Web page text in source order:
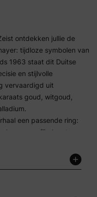
ontdekken jullie de
tijdloze symbolen van
1963 staat dit Duitse
en stijlvolle
vervaardigd uit
goud, witgoud,
een passende ring:
en verfijnd met
zijn de ringen
te dragen. Uniek is het
binnenzijde van de ring,